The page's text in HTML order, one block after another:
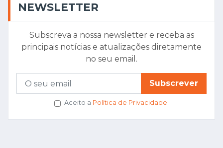
NEWSLETTER
Subscreva a nossa newsletter e receba as
principais notícias e atualizações diretamente
no seu email.
Subscrever
Aceito a Política de Privacidade.